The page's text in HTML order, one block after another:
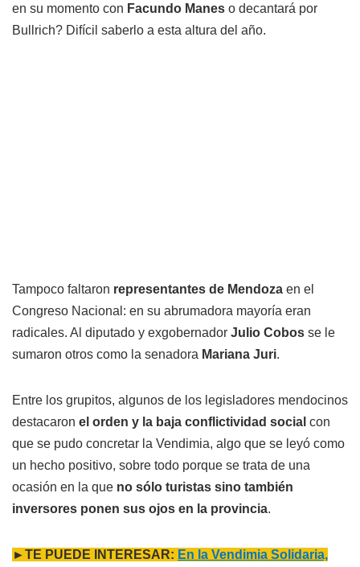
en su momento con Facundo Manes o decantará por
Bullrich? Difícil saberlo a esta altura del año.
Tampoco faltaron representantes de Mendoza en el
Congreso Nacional: en su abrumadora mayoría eran
radicales. Al diputado y exgobernador Julio Cobos se le
sumaron otros como la senadora Mariana Juri.
Entre los grupitos, algunos de los legisladores mendocinos
destacaron el orden y la baja conflictividad social con
que se pudo concretar la Vendimia, algo que se leyó como
un hecho positivo, sobre todo porque se trata de una
ocasión en la que no sólo turistas sino también
inversores ponen sus ojos en la provincia.
►TE PUEDE INTERESAR: En la Vendimia Solidaria,